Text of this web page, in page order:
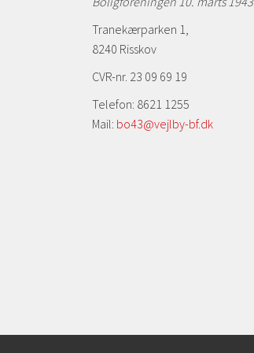
Tranekærparken 1,
8240 Risskov
CVR-nr. 23 09 69 19
Telefon: 8621 1255
Mail: bo43@vejlby-bf.dk